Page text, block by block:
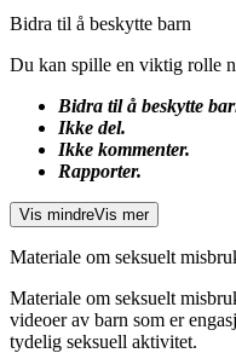
Bidra til å beskytte barn
Du kan spille en viktig rolle
Bidra til å beskytte
Ikke del.
Ikke kommenter.
Rapporter.
Vis mindreVis mer
Materiale om seksuelt
Materiale om seksuelt
videoer av barn som er
tydelig seksuell aktivitet.